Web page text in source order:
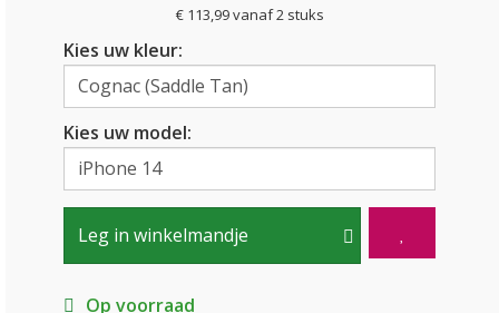
€ 113,99 vanaf 2 stuks
Kies uw kleur:
Kies uw model:
Leg in winkelmandje
Op voorraad